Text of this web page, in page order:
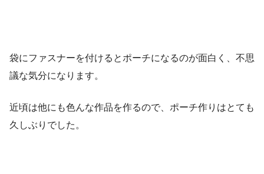
袋にファスナーを付けるとポーチになるのが面白く、不思
議な気分になります。
近頃は他にも色んな作品を作るので、ポーチ作りはとても
久しぶりでした。